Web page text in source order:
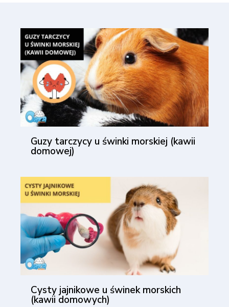
Guzy tarczycy u świnki morskiej (kawii
domowej)
Cysty jajnikowe u świnek morskich
(kawii domowych)